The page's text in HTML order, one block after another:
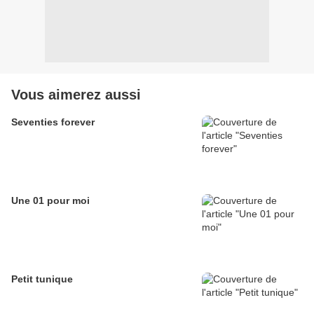
Vous aimerez aussi
Seventies forever
Une 01 pour moi
Petit tunique